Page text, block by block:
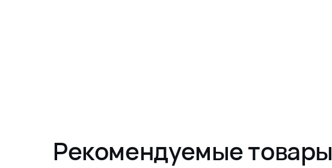
Рекомендуемые товары